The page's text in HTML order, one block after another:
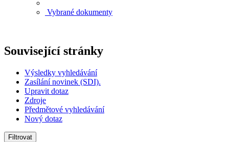
Vybrané dokumenty
Související stránky
Výsledky vyhledávání
Zasílání novinek (SDI).
Upravit dotaz
Zdroje
Předmětové vyhledávání
Nový dotaz
Filtrovat